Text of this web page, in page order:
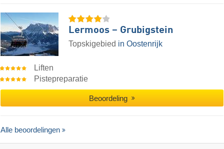
Lermoos – Grubigstein
Topskigebied in Oostenrijk
Liften
Pistepreparatie
Beoordeling
Alle beoordelingen